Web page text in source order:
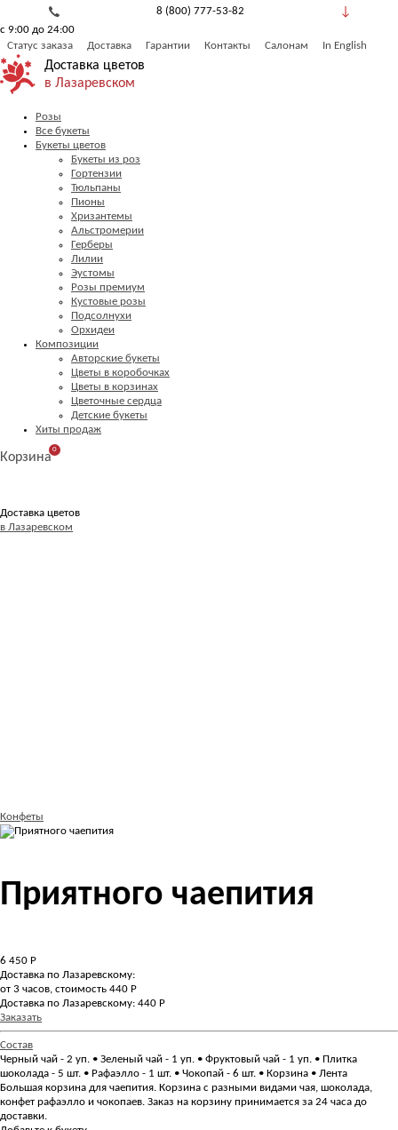
8 (800) 777-53-82
с 9:00 до 24:00
Статус заказа
Доставка Гарантии Контакты Салонам In English
Доставка цветов
в Лазаревском
Розы
Все букеты
Букеты цветов
Букеты из роз
Гортензии
Тюльпаны
Пионы
Хризантемы
Альстромерии
Герберы
Лилии
Эустомы
Розы премиум
Кустовые розы
Подсолнухи
Орхидеи
Композиции
Авторские букеты
Цветы в коробочках
Цветы в корзинах
Цветочные сердца
Детские букеты
Хиты продаж
Корзина
0
Доставка цветов
в Лазаревском
Конфеты
Приятного чаепития
6 450 Р
Доставка по Лазаревскому:
от 3 часов, стоимость 440 Р
Доставка по Лазаревскому: 440 Р
Заказать
Состав
Черный чай - 2 уп. • Зеленый чай - 1 уп. • Фруктовый чай - 1 уп. • Плитка
шоколада - 5 шт. • Рафаэлло - 1 шт. • Чокопай - 6 шт. • Корзина • Лента
Большая корзина для чаепития. Корзина с разными видами чая, шоколада,
конфет рафаэлло и чокопаев. Заказ на корзину принимается за 24 часа до
доставки.